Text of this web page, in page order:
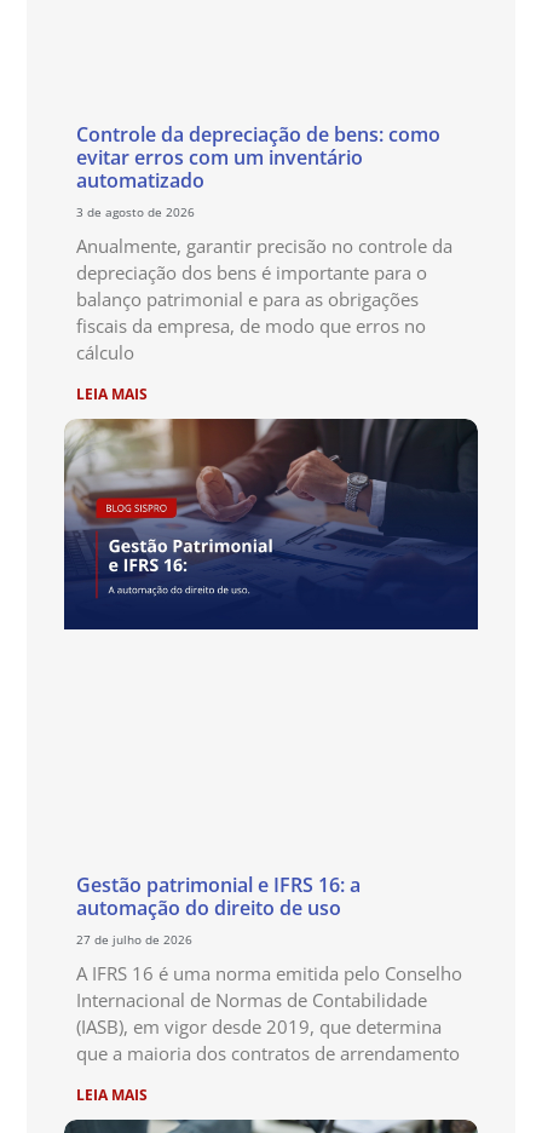
Controle da depreciação de bens: como
evitar erros com um inventário
automatizado
3 de agosto de 2026
Anualmente, garantir precisão no controle da
depreciação dos bens é importante para o
balanço patrimonial e para as obrigações
fiscais da empresa, de modo que erros no
cálculo
LEIA MAIS
Gestão patrimonial e IFRS 16: a
automação do direito de uso
27 de julho de 2026
A IFRS 16 é uma norma emitida pelo Conselho
Internacional de Normas de Contabilidade
(IASB), em vigor desde 2019, que determina
que a maioria dos contratos de arrendamento
LEIA MAIS